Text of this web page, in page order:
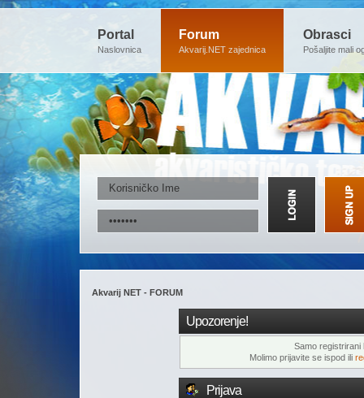
Portal
Naslovnica
Forum
Akvarij.NET zajednica
Obrasci
Pošaljite mali
Akvarij NET - FORUM
Upozorenje!
Samo registrirani
Molimo prijavite se ispod ili
Prijava